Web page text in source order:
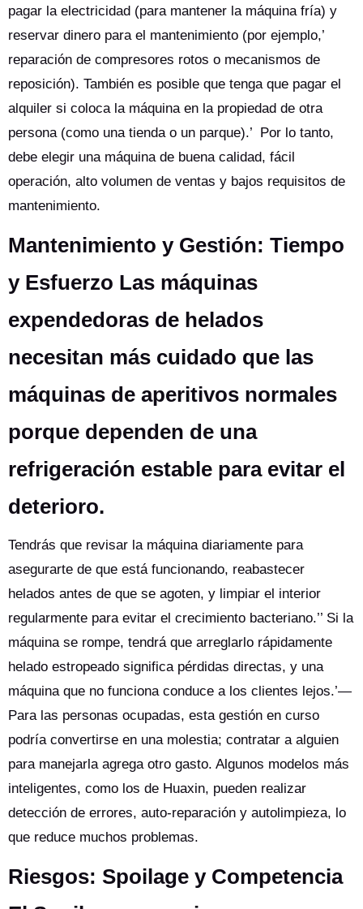
pagar la electricidad (para mantener la máquina fría) y
reservar dinero para el mantenimiento (por ejemplo,’
reparación de compresores rotos o mecanismos de
reposición). También es posible que tenga que pagar el
alquiler si coloca la máquina en la propiedad de otra
persona (como una tienda o un parque).’ Por lo tanto,
debe elegir una máquina de buena calidad, fácil
operación, alto volumen de ventas y bajos requisitos de
mantenimiento.
Mantenimiento y Gestión: Tiempo
y Esfuerzo Las máquinas
expendedoras de helados
necesitan más cuidado que las
máquinas de aperitivos normales
porque dependen de una
refrigeración estable para evitar el
deterioro.
Tendrás que revisar la máquina diariamente para
asegurarte de que está funcionando, reabastecer
helados antes de que se agoten, y limpiar el interior
regularmente para evitar el crecimiento bacteriano.’’ Si la
máquina se rompe, tendrá que arreglarlo rápidamente
helado estropeado significa pérdidas directas, y una
máquina que no funciona conduce a los clientes lejos.’—
Para las personas ocupadas, esta gestión en curso
podría convertirse en una molestia; contratar a alguien
para manejarla agrega otro gasto. Algunos modelos más
inteligentes, como los de Huaxin, pueden realizar
detección de errores, auto-reparación y autolimpieza, lo
que reduce muchos problemas.
Riesgos: Spoilage y Competencia